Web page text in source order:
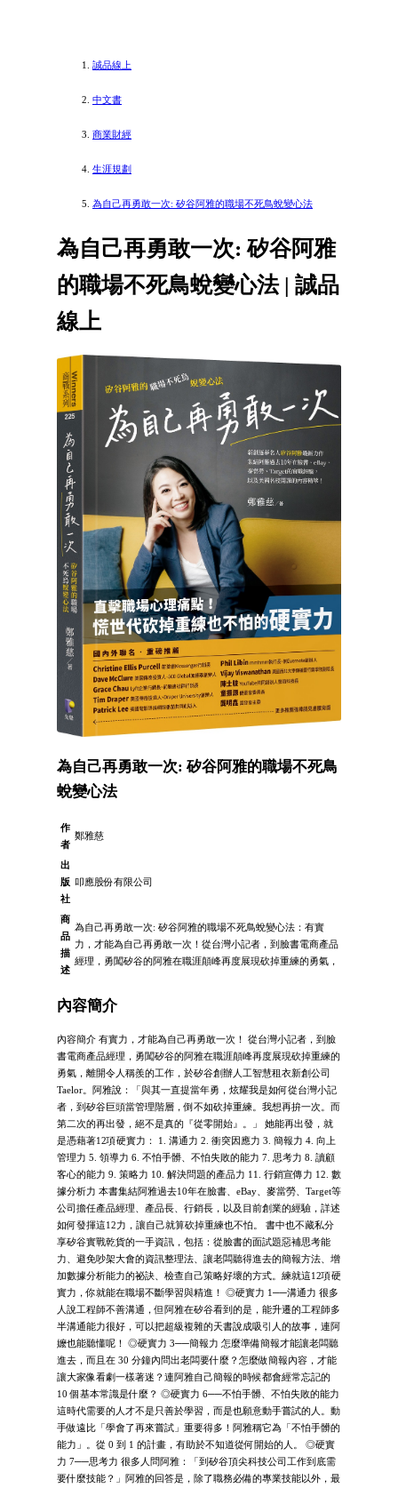
誠品線上
中文書
商業財經
生涯規劃
為自己再勇敢一次: 矽谷阿雅的職場不死鳥蛻變心法
為自己再勇敢一次: 矽谷阿雅
的職場不死鳥蛻變心法 | 誠品
線上
為自己再勇敢一次: 矽谷阿雅的職場不死鳥
蛻變心法
作
者
鄭雅慈
出
版
社
叩應股份有限公司
商
品
描
述
為自己再勇敢一次: 矽谷阿雅的職場不死鳥蛻變心法：有實
力，才能為自己再勇敢一次！從台灣小記者，到臉書電商產品
經理，勇闖矽谷的阿雅在職涯顛峰再度展現砍掉重練的勇氣，
內容簡介
內容簡介 有實力，才能為自己再勇敢一次！ 從台灣小記者，到臉
書電商產品經理，勇闖矽谷的阿雅在職涯顛峰再度展現砍掉重練的
勇氣，離開令人稱羨的工作，於矽谷創辦人工智慧租衣新創公司
Taelor。阿雅說：「與其一直提當年勇，炫耀我是如何從台灣小記
者，到矽谷巨頭當管理階層，倒不如砍掉重練。我想再拚一次。而
第二次的再出發，絕不是真的『從零開始』。」 她能再出發，就
是憑藉著12項硬實力： 1. 溝通力 2. 衝突因應力 3. 簡報力 4. 向上
管理力 5. 領導力 6. 不怕手髒、不怕失敗的能力 7. 思考力 8. 讀顧
客心的能力 9. 策略力 10. 解決問題的產品力 11. 行銷宣傳力 12. 數
據分析力 本書集結阿雅過去10年在臉書、eBay、麥當勞、Target等
公司擔任產品經理、產品長、行銷長，以及目前創業的經驗，詳述
如何發揮這12力，讓自己就算砍掉重練也不怕。 書中也不藏私分
享矽谷實戰乾貨的一手資訊，包括：從臉書的面試題惡補思考能
力、避免吵架大會的資訊整理法、讓老闆聽得進去的簡報方法、增
加數據分析能力的祕訣、檢查自己策略好壞的方式。練就這12項硬
實力，你就能在職場不斷學習與精進！ ◎硬實力 1──溝通力 很多
人說工程師不善溝通，但阿雅在矽谷看到的是，能升遷的工程師多
半溝通能力很好，可以把超級複雜的天書說成吸引人的故事，連阿
嬤也能聽懂呢！ ◎硬實力 3──簡報力 怎麼準備簡報才能讓老闆聽
進去，而且在 30 分鐘內問出老闆要什麼？怎麼做簡報內容，才能
讓大家像看劇一樣著迷？連阿雅自己簡報的時候都會經常忘記的
10 個基本常識是什麼？ ◎硬實力 6──不怕手髒、不怕失敗的能力
這時代需要的人才不是只善於學習，而是也願意動手嘗試的人。動
手做遠比「學會了再來嘗試」重要得多！阿雅稱它為「不怕手髒的
能力」。從 0 到 1 的計畫，有助於不知道從何開始的人。 ◎硬實
力 7──思考力 很多人問阿雅：「到矽谷頂尖科技公司工作到底需
要什麼技能？」阿雅的回答是，除了職務必備的專業技能以外，最